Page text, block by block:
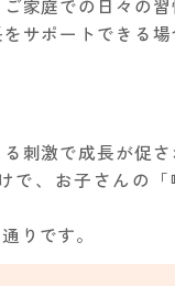
家庭での日々の
サポートできる
刺激で成長が促
で、お子さんの「
りです。